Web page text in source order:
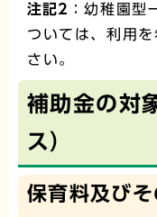
注記2 ：幼稚園型
ついては、利用
さい。
補助金の対
ス）
保育料及び